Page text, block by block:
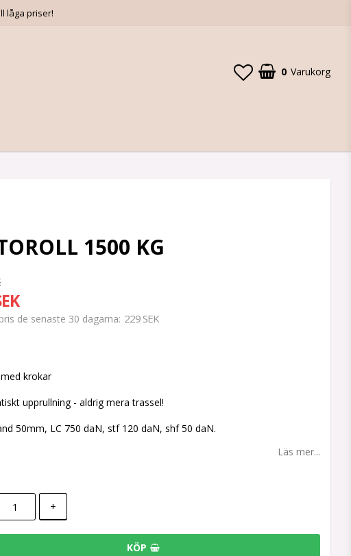
låga priser!
0 Varukorg
1500 KG
de senaste 30 dagarna 229 SEK
krokar
upprullning - aldrig mera trassel!
50mm, LC 750 daN, stf 120 daN, shf 50 daN.
Läs mer...
+
KÖP